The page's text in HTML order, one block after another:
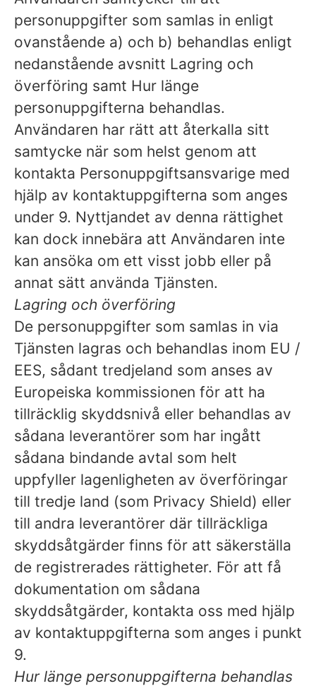
personuppgifter som samlas in enligt
ovanstående a) och b) behandlas enligt
nedanstående avsnitt Lagring och
överföring samt Hur länge
personuppgifterna behandlas.
Användaren har rätt att återkalla sitt
samtycke när som helst genom att
kontakta Personuppgiftsansvarige med
hjälp av kontaktuppgifterna som anges
under 9. Nyttjandet av denna rättighet
kan dock innebära att Användaren inte
kan ansöka om ett visst jobb eller på
annat sätt använda Tjänsten.
Lagring och överföring
De personuppgifter som samlas in via
Tjänsten lagras och behandlas inom EU /
EES, sådant tredjeland som anses av
Europeiska kommissionen för att ha
tillräcklig skyddsnivå eller behandlas av
sådana leverantörer som har ingått
sådana bindande avtal som helt
uppfyller lagenligheten av överföringar
till tredje land (som Privacy Shield) eller
till andra leverantörer där tillräckliga
skyddsåtgärder finns för att säkerställa
de registrerades rättigheter. För att få
dokumentation om sådana
skyddsåtgärder, kontakta oss med hjälp
av kontaktuppgifterna som anges i punkt
9.
Hur länge personuppgifterna behandlas